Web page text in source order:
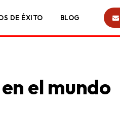
DE ÉXITO BLOG
el mundo